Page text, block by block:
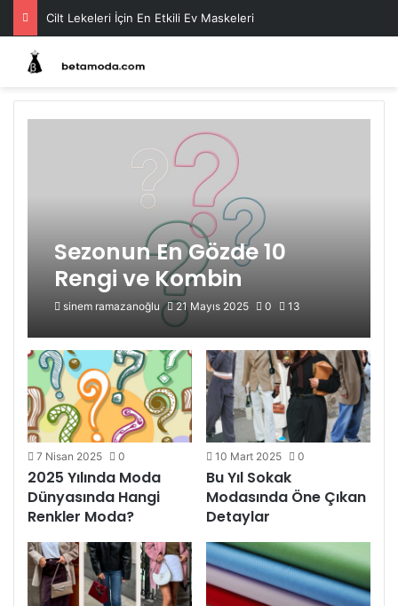
Cilt Lekeleri İçin En Etkili Ev Maskeleri
Sezonun En Gözde 10
Rengi ve Kombin
Önerileri
sinem ramazanoğlu 21 Mayıs 2025 0 13
7 Nisan 2025 0
2025 Yılında Moda
Dünyasında Hangi
Renkler Moda?
10 Mart 2025 0
Bu Yıl Sokak
Modasında Öne Çıkan
Detaylar